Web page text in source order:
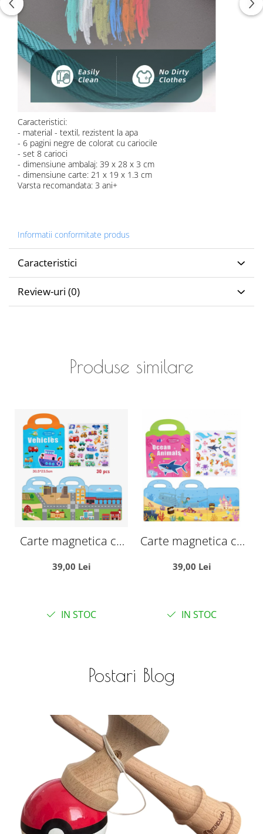
Caracteristici:
- material - textil, rezistent la apa
- 6 pagini negre de colorat cu cariocile
- set 8 carioci
- dimensiune ambalaj: 39 x 28 x 3 cm
- dimensiune carte: 21 x 19 x 1.3 cm
Varsta recomandata: 3 ani+
Informatii conformitate produs
Caracteristici
Review-uri (0)
Produse similare
Carte magnetica cu
reutilizabile, Vehicule
39,00 Lei
IN STOC
Carte magnetica cu
reutilizabile,
39,00 Lei
IN STOC
Postari Blog